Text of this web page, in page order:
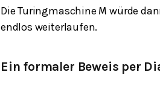
Die Turingmaschine M würde
endlos weiterlaufen.
Ein formaler Beweis per